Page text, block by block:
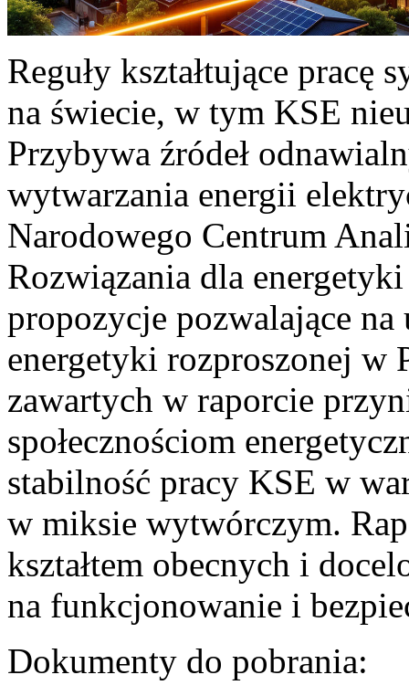
Reguły kształtujące pracę
na świecie, w tym KSE
Przybywa źródeł
wytwarzania energii
Narodowego Centrum
Rozwiązania dla
propozycje pozwalające
energetyki rozproszonej w
zawartych w raporcie
społecznościom
stabilność pracy KSE w
w miksie wytwórczym.
kształtem obecnych i
na funkcjonowanie i
Dokumenty do pobrania: